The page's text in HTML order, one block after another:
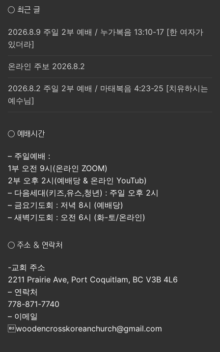
○ 최근 글
2026.8.9 주일 2부 예배 / 누가복음 13:10-17 [한 여자가
있더라]
온라인 주보 2026.8.2
2026.8.2 주일 2부 예배 / 마태복음 4:23-25 [치유하시는
예수님]
○ 예배시간
– 주일예배 :
1부 오전 9시(온라인 ZOOM)
2부 오후 2시(예배당 & 온라인 YouTub)
– 다음세대(키즈,유스,청년) : 주일 오후 2시
– 금요기도회 : 저녁 8시 (예배당)
– 새벽기도회 : 오전 6시 (화-토/온라인)
○ 주소 & 연락처
-교회 주소
2211 Prairie Ave, Port Coquitlam, BC V3B 4L6
– 연락처
778-871-7740
– 이메일
woodencrosskoreanchurch@gmail.com